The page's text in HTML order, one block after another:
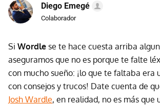
Diego Emegé
Colaborador
Si Wordle se te hace cuesta arriba
aseguramos que no es porque te falte
con mucho sueño: ¡lo que te faltaba era
con consejos y trucos! Date cuenta de
Josh Wardle, en realidad, no es más que